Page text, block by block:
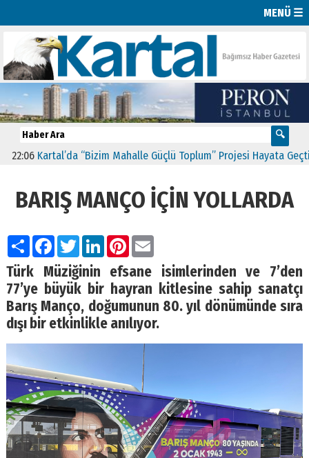
MENÜ ☰
Kartal’da “Bizim Mahalle Güçlü Toplum” Projesi Hayata Geçti
BARIŞ MANÇO İÇİN YOLLARDA
PaylaşFacebook
TwitterLinkedIn
Pinterest
Email
Türk Müziğinin efsane isimlerinden ve 7’den
77’ye büyük bir hayran kitlesine sahip sanatçı
Barış Manço, doğumunun 80. yıl dönümünde sıra
dışı bir etkinlikle anılıyor.